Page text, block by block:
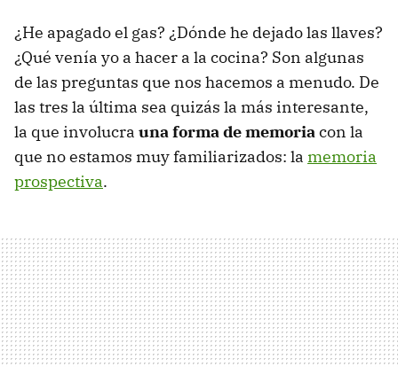
¿He apagado el gas? ¿Dónde he dejado las llaves?
¿Qué venía yo a hacer a la cocina? Son algunas
de las preguntas que nos hacemos a menudo. De
las tres la última sea quizás la más interesante,
la que involucra una forma de memoriacon la
que no estamos muy familiarizados: la memoria
prospectiva.